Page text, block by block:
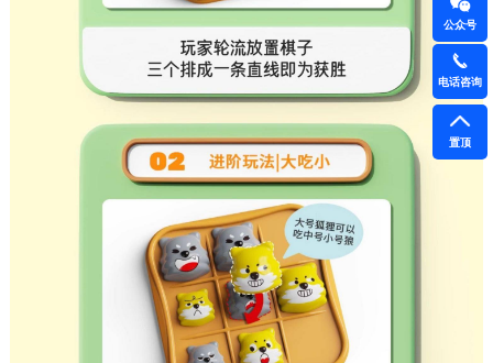
公众号
电话咨询
置顶